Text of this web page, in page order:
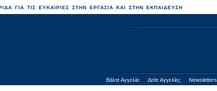
ΓΙΑ ΤΙΣ ΕΥΚΑΙΡΙΕΣ ΣΤΗΝ ΕΡΓΑΣΙΑ ΚΑΙ ΣΤΗΝ ΕΚΠΑΙΔΕΥΣΗ
Βάλτε Αγγελία Δείτε Αγγελίες Newsletters